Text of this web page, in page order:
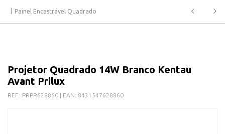
Painel Encastrável Quadrado
Projetor Quadrado 14W Branco Kentau
Avant Prilux
REF.: PRPR628860 | EAN: 8431547628860